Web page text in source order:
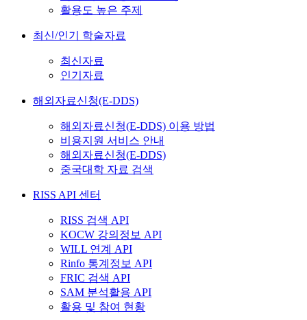
활용도 높은 주제
최신/인기 학술자료
최신자료
인기자료
해외자료신청(E-DDS)
해외자료신청(E-DDS) 이용 방법
비용지원 서비스 안내
해외자료신청(E-DDS)
중국대학 자료 검색
RISS API 센터
RISS 검색 API
KOCW 강의정보 API
WILL 연계 API
Rinfo 통계정보 API
FRIC 검색 API
SAM 분석활용 API
활용 및 참여 현황